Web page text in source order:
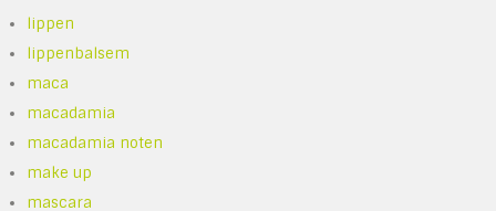
lippen
lippenbalsem
maca
macadamia
macadamia noten
make up
mascara